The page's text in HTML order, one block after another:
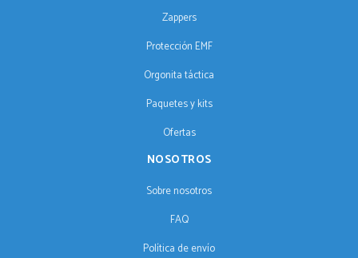
Zappers
Protección EMF
Orgonita táctica
Paquetes y kits
Ofertas
NOSOTROS
Sobre nosotros
FAQ
Política de envío